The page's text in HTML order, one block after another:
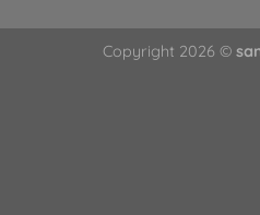
Copyright 2026 ©